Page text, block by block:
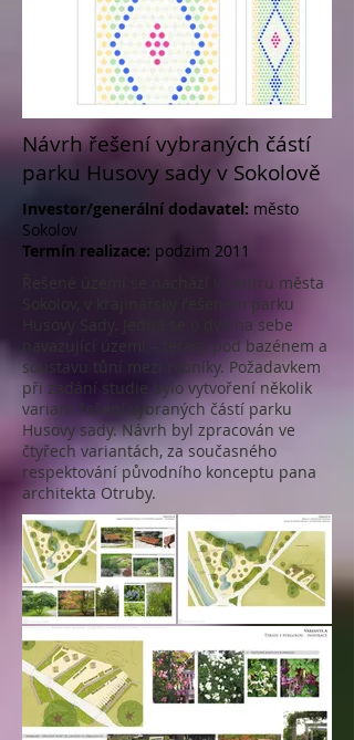
Návrh řešení vybraných částí
parku Husovy sady v Sokolově
Investor/generální dodavatel: město
Sokolov
Termín realizace: podzim 2011
Řešené území se nachází v centru města
Sokolov, v krajinářsky řešeném parku
Husovy Sady. Jedná se o dvě na sebe
navazující území – terasy pod bazénem a
soustavu tůní mezi rybníky. Požadavkem
při zadání studie bylo vytvoření několik
variant řešení vybraných částí parku
Husovy sady. Návrh byl zpracován ve
čtyřech variantách, za současného
respektování původního konceptu pana
architekta Otruby.